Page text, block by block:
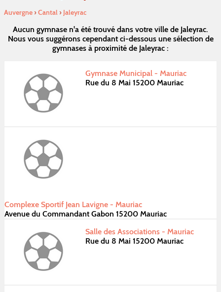
Auvergne›Cantal› Jaleyrac
Aucun gymnase n'a été trouvé dans votre ville de Jaleyrac.
Nous vous suggérons cependant ci-dessous une sélection de
gymnases à proximité de Jaleyrac :
Gymnase Municipal - Mauriac
Rue du 8 Mai 15200 Mauriac
Complexe Sportif Jean Lavigne - Mauriac
Avenue du Commandant Gabon 15200 Mauriac
Salle des Associations - Mauriac
Rue du 8 Mai 15200 Mauriac